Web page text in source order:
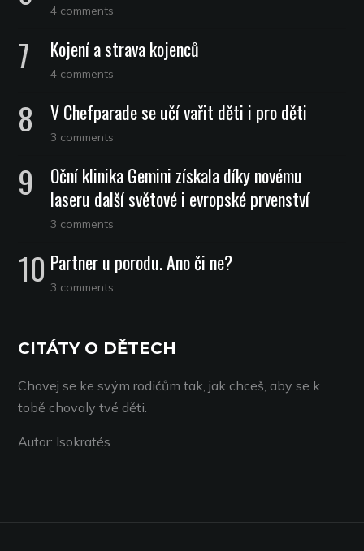
4 comments
Kojení a strava kojenců
4 comments
V Chefparade se učí vařit děti i pro děti
3 comments
Oční klinika Gemini získala díky novému
laseru další světové i evropské prvenství
3 comments
Partner u porodu. Ano či ne?
3 comments
CITÁTY O DĚTECH
Chovej se ke svým rodičům tak, jak chceš, aby se k
tobě chovaly tvé děti.
Autor: Isokratés